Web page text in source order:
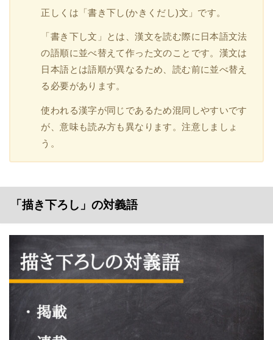
正しくは「書き下し(かきくだし)文」です。
「書き下し文」とは、漢文を読む際に日本語文法
の語順に並べ替えて作った文のことです。漢文は
日本語とは語順が異なるため、読む前に並べ替え
る必要があります。
使われる漢字が同じであるため混同しやすいです
が、意味も読み方も異なります。注意しましょ
う。
「描き下ろし」の対義語